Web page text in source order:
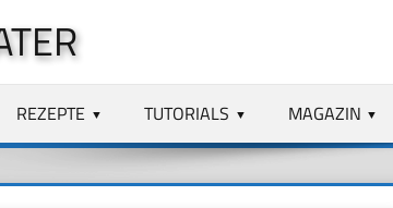
REZEPTE TUTORIALS MAGAZIN